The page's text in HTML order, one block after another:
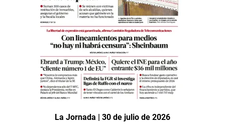
La Jornada | 30 de julio de 2026